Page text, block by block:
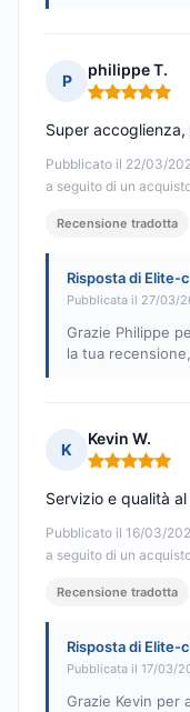
P
philippe T.
Nota: 5 su 5
Pubblicato il 22/03/
a seguito di un
Super
Recensione tradotta
Risposta di Elite-
Pubblicata il 27/03/
Grazie Philippe
la tua
K
Kevin W.
Nota: 5 su 5
Pubblicato il 16/03/
a seguito di un
Servizio e qualità
Recensione tradotta
Risposta di Elite-
Pubblicata il 17/03/
Grazie Kevin per